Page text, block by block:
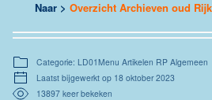
Naar > Overzicht Archieven oud
Categorie: LD01Menu Artikelen RP Algemeen
Laatst bijgewerkt op 18 oktober 2023
13897 keer bekeken